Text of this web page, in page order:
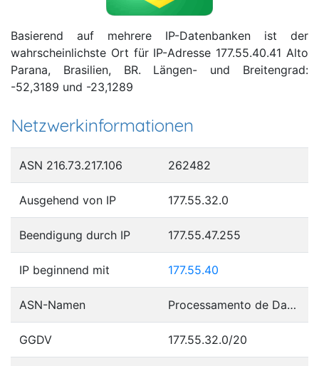
Basierend auf mehrere IP-Datenbanken ist der
wahrscheinlichste Ort für IP-Adresse 177.55.40.41 Alto
Parana, Brasilien, BR. Längen- und Breitengrad:
-52,3189 und -23,1289
Netzwerkinformationen
ASN 216.73.217.106 262482
Ausgehend von IP 177.55.32.0
Beendigung durch IP 177.55.47.255
IP beginnend mit 177.55.40
ASN-Namen Processamento de Dados Amazonas S.A
GGDV 177.55.32.0/20